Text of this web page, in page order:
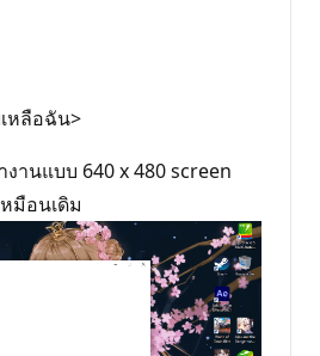
ลือฉัน>
านแบบ 640 x 480 screen
มือนเดิม